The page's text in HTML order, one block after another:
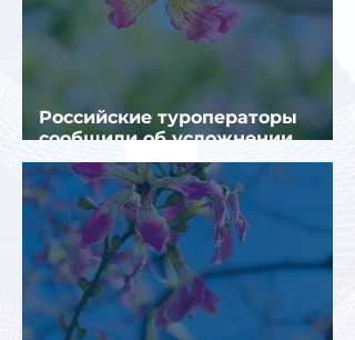
Российские туроператоры
сообщили об усложнении
получения виз в Грецию